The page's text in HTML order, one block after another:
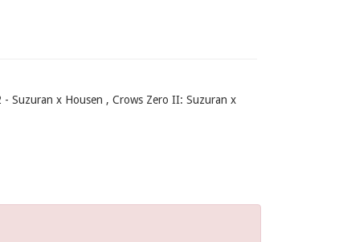
Suzuran x Housen , Crows Zero II: Suzuran x